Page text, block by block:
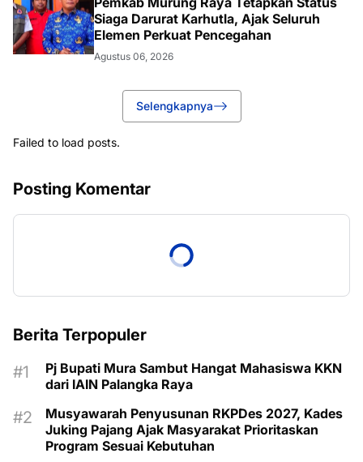
Siaga Darurat Karhutla, Ajak Seluruh
Elemen Perkuat Pencegahan
Agustus 06, 2026
Selengkapnya
Failed to load posts.
Posting Komentar
Berita Terpopuler
Pj Bupati Mura Sambut Hangat Mahasiswa KKN
dari IAIN Palangka Raya
Musyawarah Penyusunan RKPDes 2027, Kades
Juking Pajang Ajak Masyarakat Prioritaskan
Program Sesuai Kebutuhan